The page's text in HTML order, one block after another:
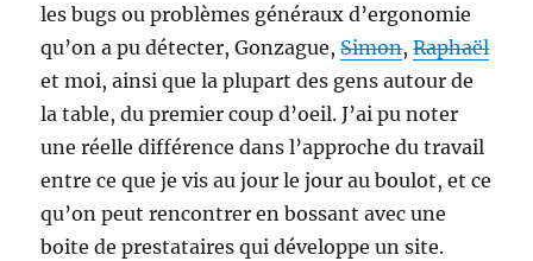
les bugs ou problèmes généraux d’ergonomie
qu’on a pu détecter, Gonzague,Simon,Raphaël
et moi, ainsi que la plupart des gens autour de
la table, du premier coup d’oeil. J’ai pu noter
une réelle différence dans l’approche du travail
entre ce que je vis au jour le jour au boulot, et ce
qu’on peut rencontrer en bossant avec une
boite de prestataires qui développe un site.